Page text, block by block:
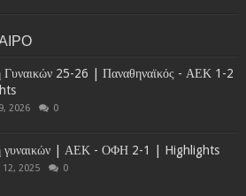
Γυναικών 25-26 | Παναθηναϊκός - ΑΕΚ 1-2
2026 0
γυναικών | ΑΕΚ - ΟΦΗ 2-1 | Highlights
2025 0